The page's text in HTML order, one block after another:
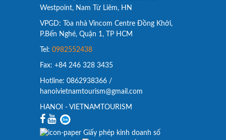
Westpoint, Nam Từ Liêm, HN
VPGD: Tòa nhà Vincom Centre Đồng Khởi,
P.Bến Nghé, Quận 1, TP HCM
Tel: 0982552438
Fax: +84 246 328 3435
Hotline: 0862938366 /
hanoivietnamtourism@gmail.com
HANOI - VIETNAMTOURISM
Giấy phép kinh doanh số